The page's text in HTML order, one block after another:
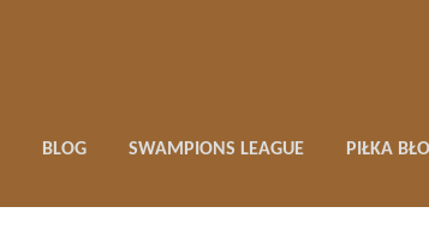
BLOG SWAMPIONS LEAGUE PIŁKA